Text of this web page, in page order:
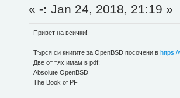
«-: Jan 24, 2018, 21:19 »
Привет на всички!
Търся си книгите за OpenBSD посочени в
Две от тях имам в pdf:
Absolute OpenBSD
The Book of PF